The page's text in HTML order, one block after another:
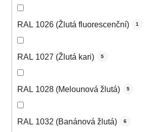
RAL 1026 (Žlutá fluorescenční) 1
RAL 1027 (Žlutá kari) 5
RAL 1028 (Melounová žlutá) 5
RAL 1032 (Banánová žlutá) 6